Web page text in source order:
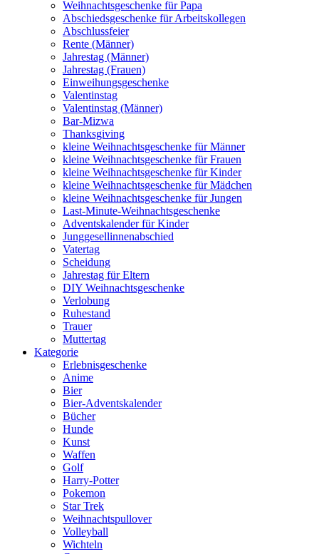
Weihnachtsgeschenke für Papa
Abschiedsgeschenke für Arbeitskollegen
Abschlussfeier
Rente (Männer)
Jahrestag (Männer)
Jahrestag (Frauen)
Einweihungsgeschenke
Valentinstag
Valentinstag (Männer)
Bar-Mizwa
Thanksgiving
kleine Weihnachtsgeschenke für Männer
kleine Weihnachtsgeschenke für Frauen
kleine Weihnachtsgeschenke für Kinder
kleine Weihnachtsgeschenke für Mädchen
kleine Weihnachtsgeschenke für Jungen
Last-Minute-Weihnachtsgeschenke
Adventskalender für Kinder
Junggesellinnenabschied
Vatertag
Scheidung
Jahrestag für Eltern
DIY Weihnachtsgeschenke
Verlobung
Ruhestand
Trauer
Muttertag
Kategorie
Erlebnisgeschenke
Anime
Bier
Bier-Adventskalender
Bücher
Hunde
Kunst
Waffen
Golf
Harry-Potter
Pokemon
Star Trek
Weihnachtspullover
Volleyball
Wichteln